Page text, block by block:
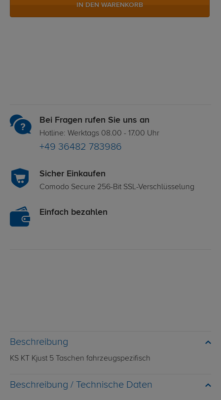
IN DEN WARENKORB
Bei Fragen rufen Sie uns an
Hotline: Werktags 08.00 - 17.00 Uhr
+49 36482 783986
Sicher Einkaufen
Comodo Secure 256-Bit SSL-Verschlüsselung
Einfach bezahlen
Beschreibung
KS KT Kjust 5 Taschen fahrzeugspezifisch
Technische Daten